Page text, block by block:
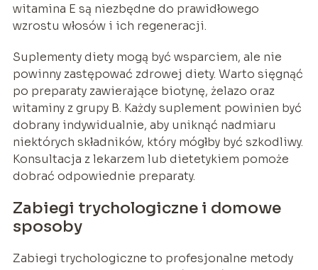
witamina E są niezbędne do prawidłowego
wzrostu włosów i ich regeneracji.
Suplementy diety mogą być wsparciem, ale nie
powinny zastępować zdrowej diety. Warto sięgnąć
po preparaty zawierające biotynę, żelazo oraz
witaminy z grupy B. Każdy suplement powinien być
dobrany indywidualnie, aby uniknąć nadmiaru
niektórych składników, który mógłby być szkodliwy.
Konsultacja z lekarzem lub dietetykiem pomoże
dobrać odpowiednie preparaty.
Zabiegi trychologiczne i domowe
sposoby
Zabiegi trychologiczne to profesjonalne metody